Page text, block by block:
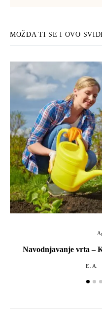
MOŽDA TI SE I OVO SVIDI
Navodnjavanje vrta –
E. A.